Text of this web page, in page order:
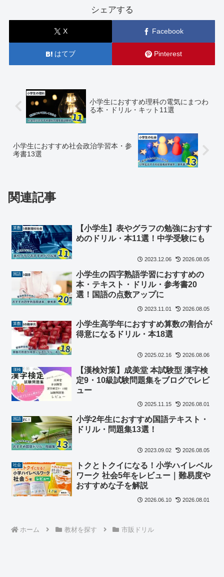
シェアする
X Facebook
はてブ Pinterest
小学生におすすめ理科の電気にまつわ
る本・ドリル・キット11選
小学生におすすめ社会政治学習本・参
考書13選
関連記事
算数
【小学生】表やグラフの勉強におすす
めのドリル・本11選！中学受験にも
2023.12.06 2026.08.05
国語
小学生の四字熟語学習におすすめの
本・テキスト・ドリル・参考書20
選！国語の点数アップに
2023.11.01 2026.08.05
算数
小学生高学年におすすめ算数の割合が
得意になるドリル・本18選
2025.02.16 2026.08.06
漢検
【漢検対策】成美堂 本試験型 漢字検
定9・10級試験問題集をブログでレビ
ュー
2025.11.15 2026.08.01
国語
小学2年生におすすめ国語テキスト・
ドリル・問題集13選！
2023.09.02 2026.08.05
社会
トクとトクイになる！小学ハイレベル
ワーク 社会5年をレビュー｜難易度や
おすすめな子を解説
2026.06.10 2026.08.01
ホーム 教材を探す 市販ドリル